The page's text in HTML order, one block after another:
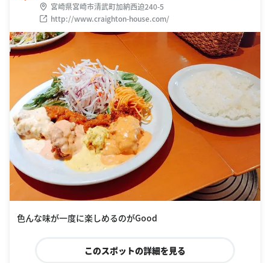
宮崎県宮崎市清武町加納西迫240-5
http://www.craighton-house.com/
色んな味が一度に楽しめるのがGood
このスポットの詳細を見る